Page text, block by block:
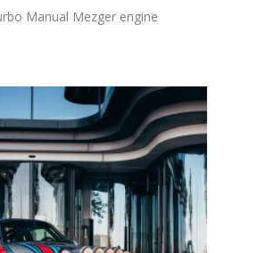
Manual Mezger engine